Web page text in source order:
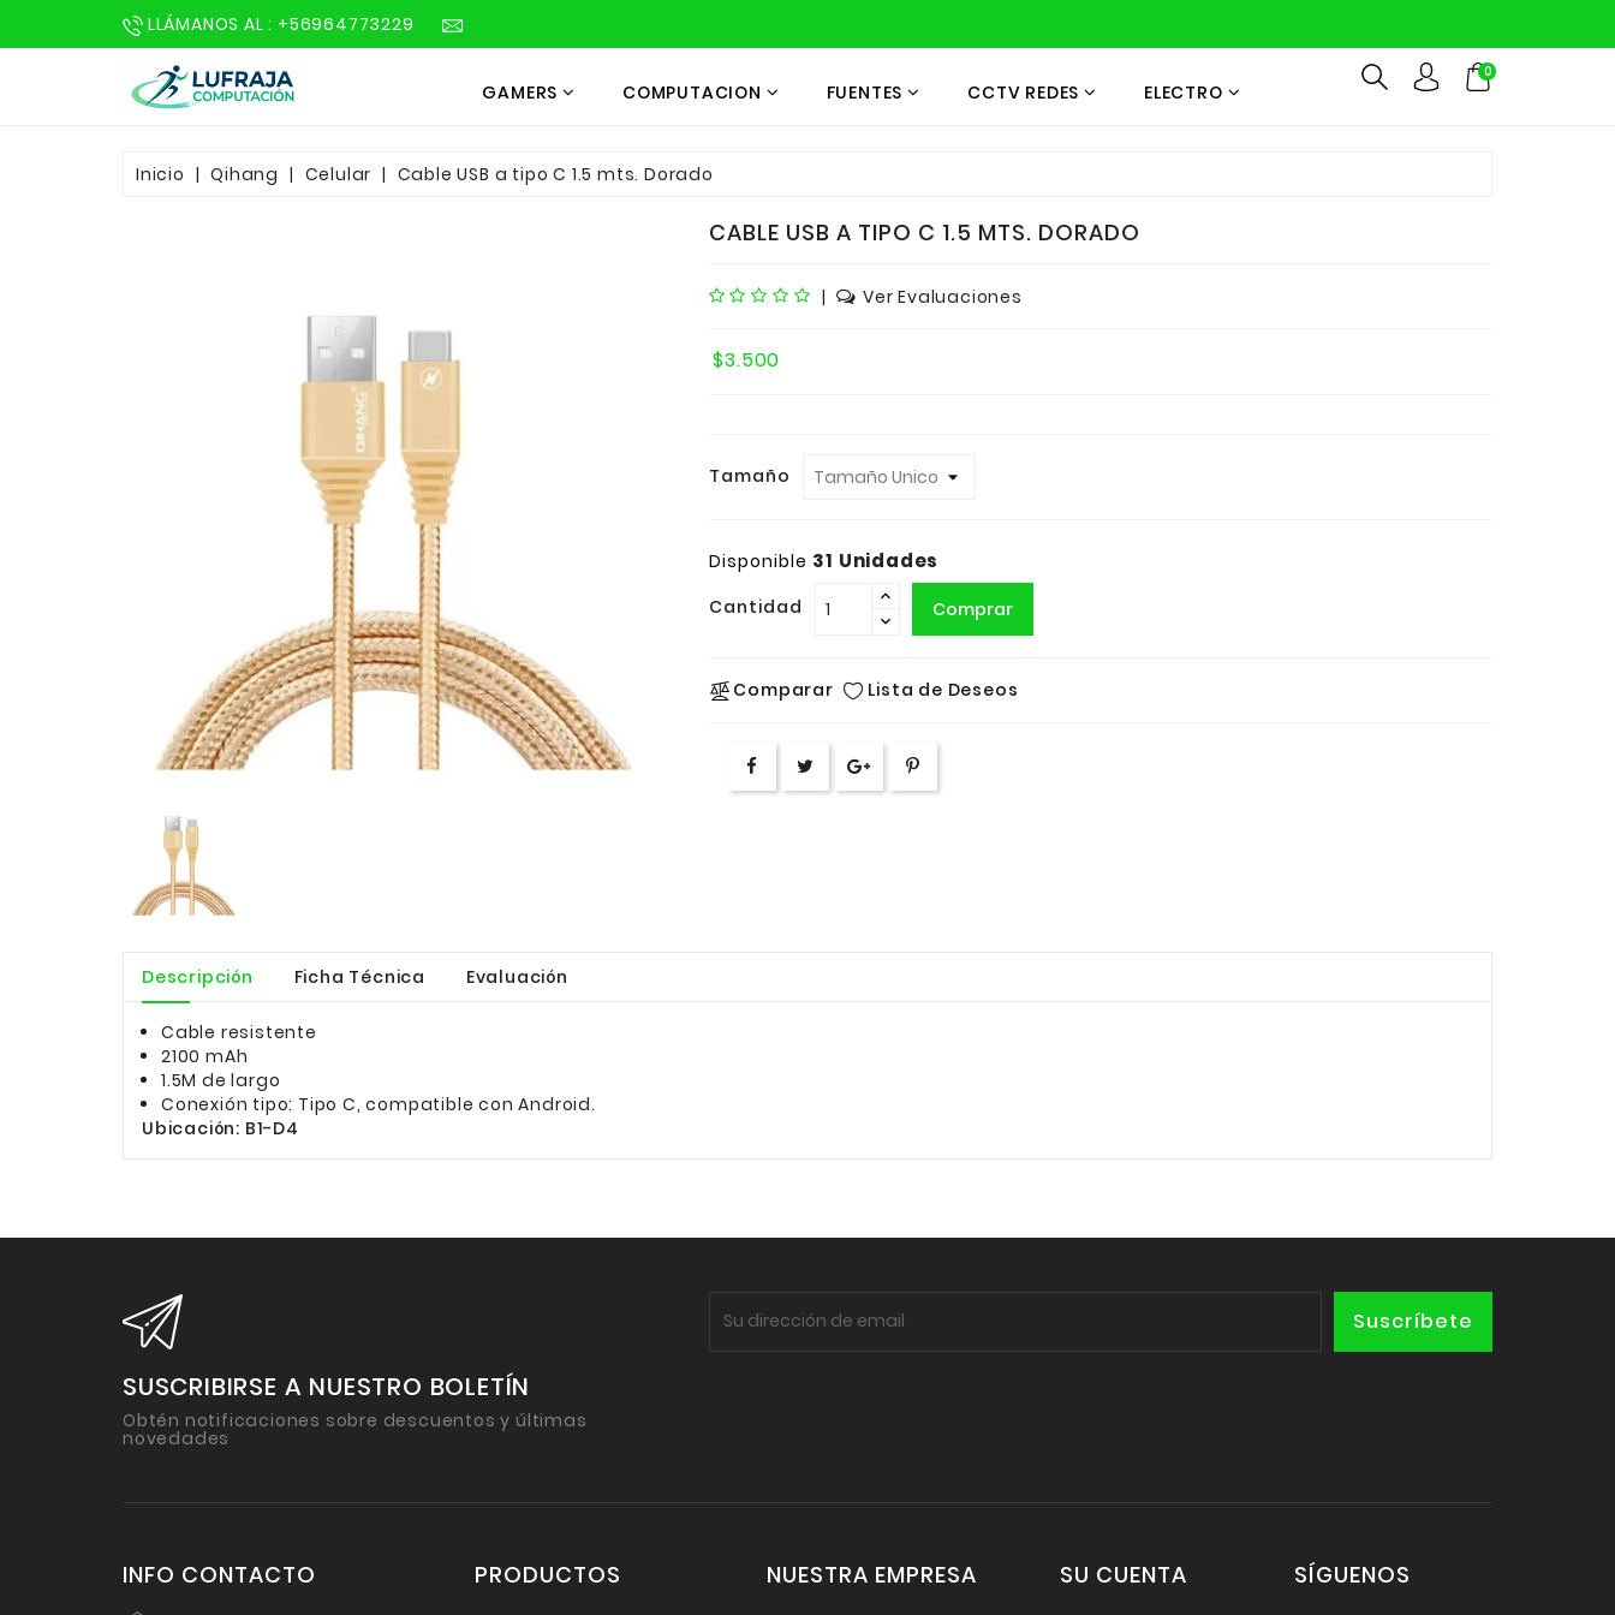
LLÁMANOS AL : +56964773229
GAMERS COMPUTACION FUENTES CCTV REDES ELECTRO
0
Inicio Qihang Celular Cable USB a tipo C 1.5 mts. Dorado
CABLE USB A TIPO C 1.5 MTS. DORADO
| Ver Evaluaciones
$3.500
Tamaño
Disponible 31 Unidades
Cantidad Comprar
Comparar Lista de Deseos
Descripción Ficha Técnica Evaluación
Cable resistente
2100 mAh
1.5M de largo
Conexión tipo: Tipo C, compatible con Android.
Ubicación: B1-D4
SUSCRIBIRSE A NUESTRO BOLETÍN
Obtén notificaciones sobre descuentos y últimas
novedades
INFO CONTACTO PRODUCTOS NUESTRA EMPRESA SU CUENTA SÍGUENOS